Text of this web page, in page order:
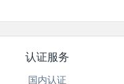
认证服务
国内认证